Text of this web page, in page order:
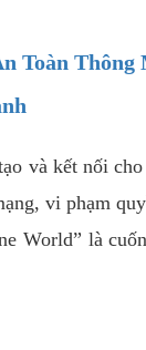
Toàn
và kết nối
vi phạm
World” là